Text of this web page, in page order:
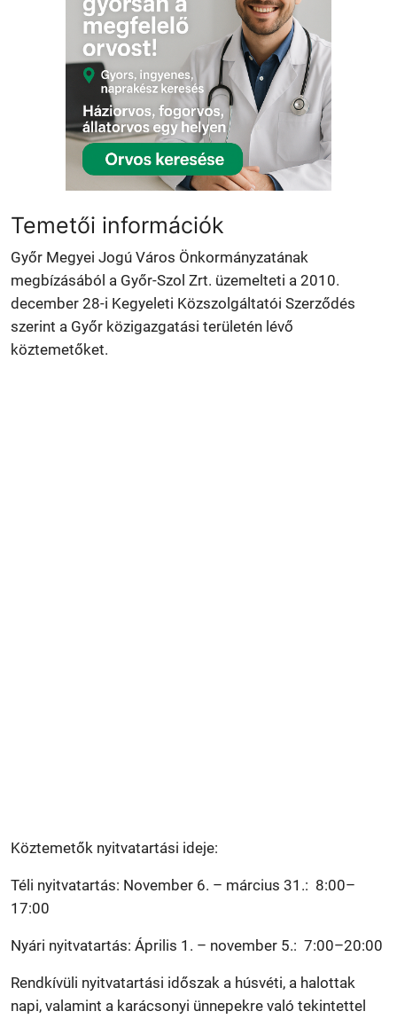
Temetői információk
Győr Megyei Jogú Város Önkormányzatának
megbízásából a Győr-Szol Zrt. üzemelteti a 2010.
december 28-i Kegyeleti Közszolgáltatói Szerződés
szerint a Győr közigazgatási területén lévő
köztemetőket.
Köztemetők nyitvatartási ideje:
Téli nyitvatartás: November 6. – március 31.: 8:00–
17:00
Nyári nyitvatartás: Április 1. – november 5.: 7:00–20:00
Rendkívüli nyitvatartási időszak a húsvéti, a halottak
napi, valamint a karácsonyi ünnepekre való tekintettel